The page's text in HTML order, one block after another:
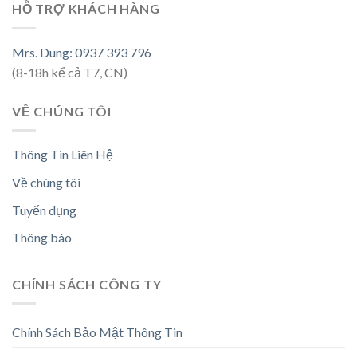
HỖ TRỢ KHÁCH HÀNG
Mrs. Dung: 0937 393 796
(8-18h kể cả T7, CN)
VỀ CHÚNG TÔI
Thông Tin Liên Hệ
Về chúng tôi
Tuyển dụng
Thông báo
CHÍNH SÁCH CÔNG TY
Chính Sách Bảo Mật Thông Tin